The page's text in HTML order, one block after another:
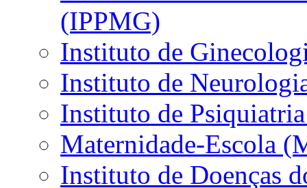
(IPPMG)
Instituto de
Instituto de
Instituto de
Maternidade-Escola
Instituto de Doenças